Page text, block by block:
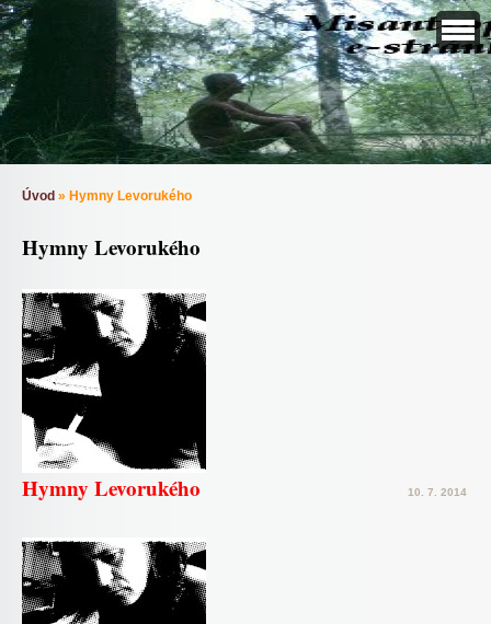
Úvod » Hymny Levorukého
Hymny Levorukého
Hymny Levorukého 10. 7. 2014